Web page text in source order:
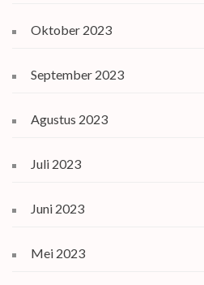
Oktober 2023
September 2023
Agustus 2023
Juli 2023
Juni 2023
Mei 2023